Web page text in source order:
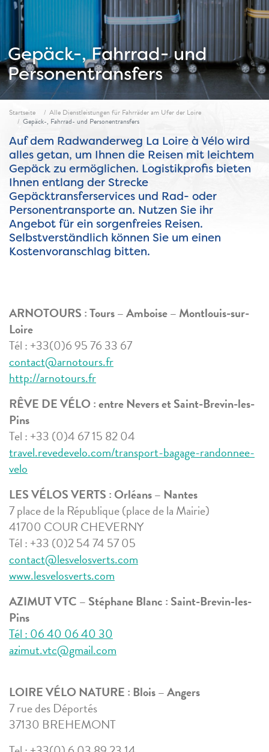
Gepäck-, Fahrrad- und
Personentransfers
Fil d'ariane
Startseite
Alle Dienstleistungen für Fahrräder am Ufer der Loire
Gepäck-, Fahrrad- und Personentransfers
Auf dem Radwanderweg La Loire à Vélo wird
alles getan, um Ihnen die Reisen mit leichtem
Gepäck zu ermöglichen. Logistikprofis bieten
Ihnen entlang der Strecke
Gepäcktransferservices und Rad- oder
Personentransporte an. Nutzen Sie ihr
Angebot für ein sorgenfreies Reisen.
Selbstverständlich können Sie um einen
Kostenvoranschlag bitten.
ARNOTOURS : Tours – Amboise – Montlouis-sur-
Loire
Tél : +33(0)6 95 76 33 67
contact@arnotours.fr
http://arnotours.fr
RÊVE DE VÉLO :entreNevers et Saint-Brevin-les-
Pins
Tel : +33 (0)4 67 15 82 04
travel.revedevelo.com/transport-bagage-randonnee-
velo
LES VÉLOS VERTS : Orléans – Nantes
7 place de la République (place de la Mairie)
41700 COUR CHEVERNY
Tél : +33 (0)2 54 74 57 05
contact@lesvelosverts.com
www.lesvelosverts.com
AZIMUT VTC – Stéphane Blanc : Saint-Brevin-les-
Pins
Tél : 06 40 06 40 30
azimut.vtc@gmail.com
LOIRE VÉLO NATURE : Blois – Angers
7 rue des Déportés
37130 BREHEMONT